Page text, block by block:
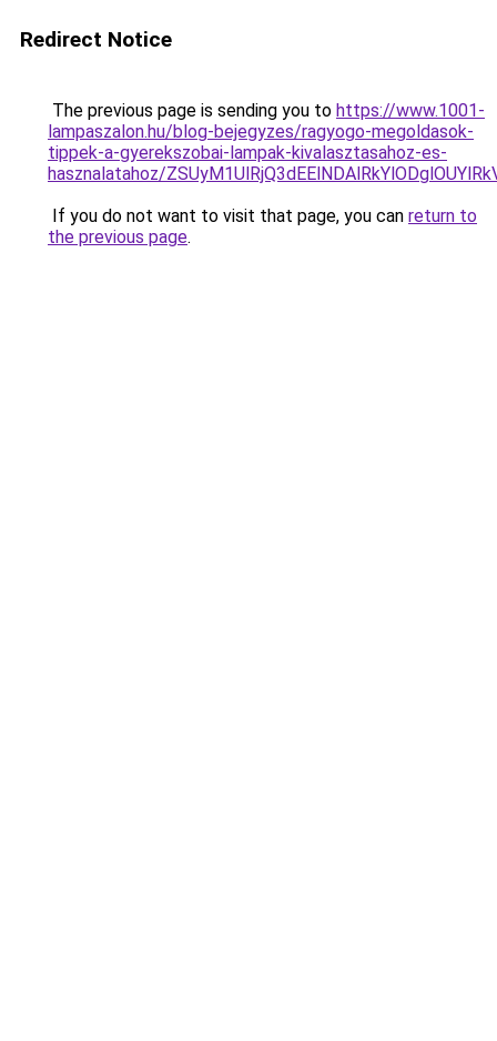
Redirect Notice
The previous page is sending you to https://www.1001-
lampaszalon.hu/blog-bejegyzes/ragyogo-megoldasok-
tippek-a-gyerekszobai-lampak-kivalasztasahoz-es-
hasznalatahoz/
If you do not want to visit that page, you can return to
the previous page.